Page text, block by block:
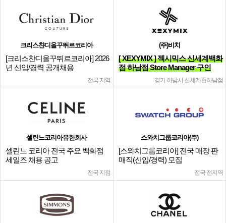
크리스챤디올꾸뛰르코리아
[크리스챤디올꾸뛰르코리아] 2026
년 신입/경력 공개채용
전국 지역
(주)비치
[ XEXYMIX ] 젝시믹스 신세계백화
점 하남점 Store Manager 구인
경기 하남시 신세계百하남점
셀린느코리아유한회사
셀린느 코리아 전국 주요 백화점
세일즈 채용 공고
전국 지점
스와치그룹코리아(주)
[스와치그룹코리아] 전국 매장 판
매직(신입/경력) 모집
전국 전지역